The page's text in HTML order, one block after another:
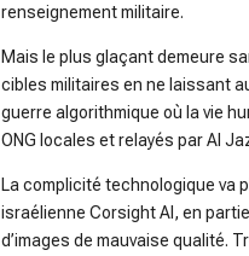
renseignement militaire.
Mais le plus glaçant demeure
cibles militaires en ne laissant
guerre algorithmique où la vie
ONG locales et relayés parAl
La complicité technologique va
israélienne Corsight AI, en
d’images de mauvaise qualité.